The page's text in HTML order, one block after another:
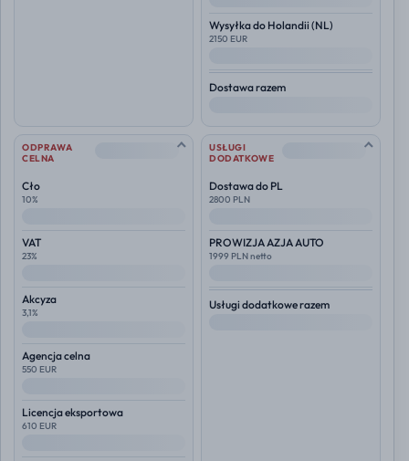
Wysyłka do Holandii (NL)
2150 EUR
Dostawa razem
ODPRAWA
CELNA
--
Cło
10%
VAT
23%
Akcyza
3,1%
Agencja celna
550 EUR
Licencja eksportowa
610 EUR
USŁUGI
DODATKOWE
--
Dostawa do PL
2800 PLN
PROWIZJA AZJA AUTO
1999 PLN netto
Usługi dodatkowe razem